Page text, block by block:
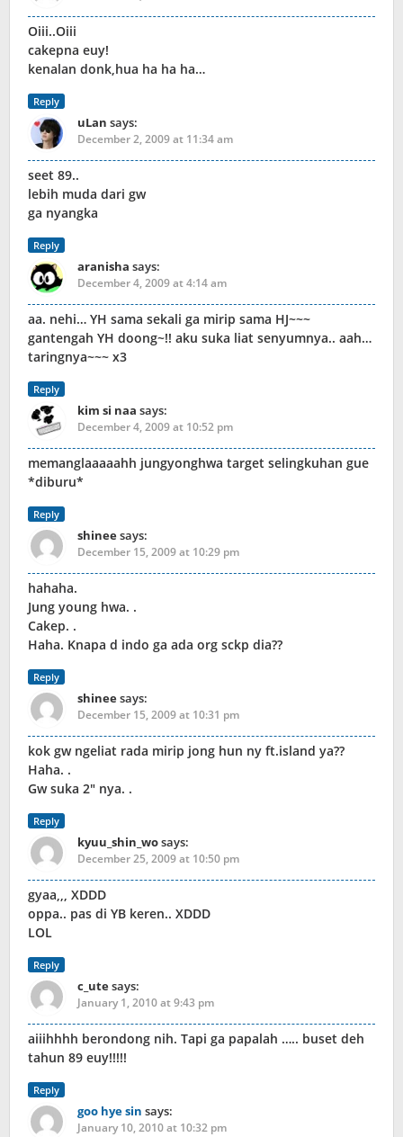
Oiii..Oiii
cakepna euy!
kenalan donk,hua ha ha ha…
Reply
uLan says:
December 2, 2009 at 11:34 am
seet 89..
lebih muda dari gw
ga nyangka
Reply
aranisha says:
December 4, 2009 at 4:14 am
aa. nehi… YH sama sekali ga mirip sama HJ~~~
gantengah YH doong~!! aku suka liat senyumnya.. aah…
taringnya~~~ x3
Reply
kim si naa says:
December 4, 2009 at 10:52 pm
memanglaaaaahh jungyonghwa target selingkuhan gue
*diburu*
Reply
shineesays:
December 15, 2009 at 10:29 pm
hahaha.
Jung young hwa. .
Cakep. .
Haha. Knapa d indo ga ada org sckp dia??
Reply
shineesays:
December 15, 2009 at 10:31 pm
kok gw ngeliat rada mirip jong hun ny ft.island ya??
Haha. .
Gw suka 2″ nya. .
Reply
kyuu_shin_wosays:
December 25, 2009 at 10:50 pm
gyaa,,, XDDD
oppa.. pas di YB keren.. XDDD
LOL
Reply
c_utesays:
January 1, 2010 at 9:43 pm
aiiihhhh berondong nih. Tapi ga papalah ….. buset deh
tahun 89 euy!!!!!
Reply
goo hye sin says:
January 10, 2010 at 10:32 pm